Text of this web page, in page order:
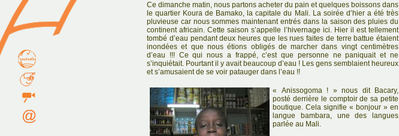
Ce dimanche matin, nous partons acheter du pain et quelques boissons dans
le quartier Koura de Bamako, la capitale du Mali. La soirée d’hier a été très
pluvieuse car nous sommes maintenant entrés dans la saison des pluies du
continent africain. Cette saison s’appelle l’hivernage ici. Hier il est tellement
tombé d’eau pendant deux heures que les rues faites de terre battue étaient
inondées et que nous étions obligés de marcher dans vingt centimètres
d’eau !!! Ce qui nous a frappé, c’est que personne ne paniquait et ne
s’inquiétait. Pourtant il y avait beaucoup d’eau ! Les gens semblaient heureux
et s’amusaient de se voir patauger dans l’eau !!
« Anissogoma ! » nous dit Bacary,
posté derrière le comptoir de sa petite
boutique. Cela signifie « bonjour » en
langue bambara, une des langues
parlée au Mali.